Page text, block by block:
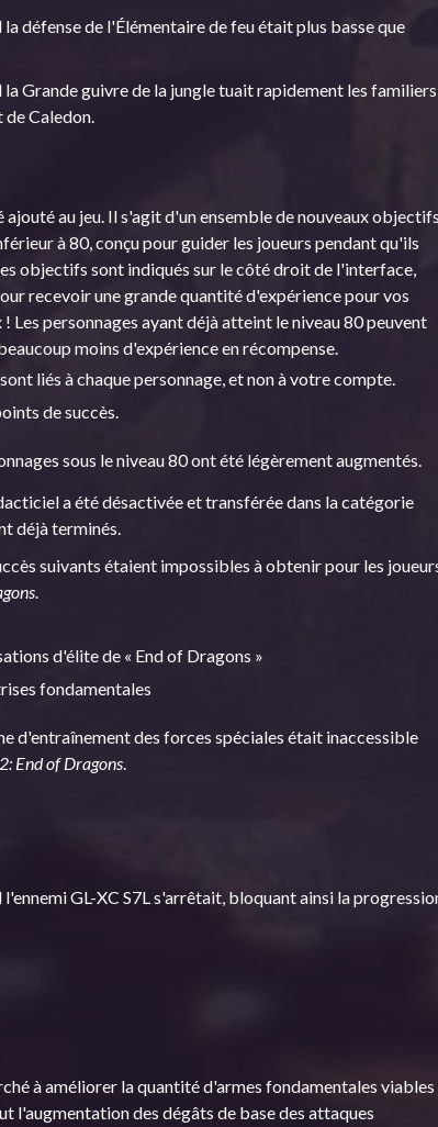
défense de l'Élémentaire de feu était plus basse que
Grande guivre de la jungle tuait rapidement les familiers
de Caledon.
ajouté au jeu. Il s'agit d'un ensemble de nouveaux
à 80, conçu pour guider les joueurs pendant qu'ils
objectifs sont indiqués sur le côté droit de l'interface,
recevoir une grande quantité d'expérience pour vos
Les personnages ayant déjà atteint le niveau 80 peuvent
moins d'expérience en récompense.
liés à chaque personnage, et non à votre compte.
de succès.
sous le niveau 80 ont été légèrement augmentés.
a été désactivée et transférée dans la catégorie
déjà terminés.
suivants étaient impossibles à obtenir pour les
.
d'élite de « End of Dragons »
fondamentales
d'entraînement des forces spéciales était inaccessible
End of Dragons.
GL-XC S7L s'arrêtait, bloquant ainsi la
à améliorer la quantité d'armes fondamentales viables
l'augmentation des dégâts de base des attaques